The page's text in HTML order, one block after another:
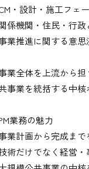
算出、図面の修正な
業務
は、基本的にＥメー
・設計・施工フェ
係機関・住民・行
業推進に関する意
業全体を上流から担
事業を統括する中
業務の魅力
業計画から完成ま
術だけでなく経営